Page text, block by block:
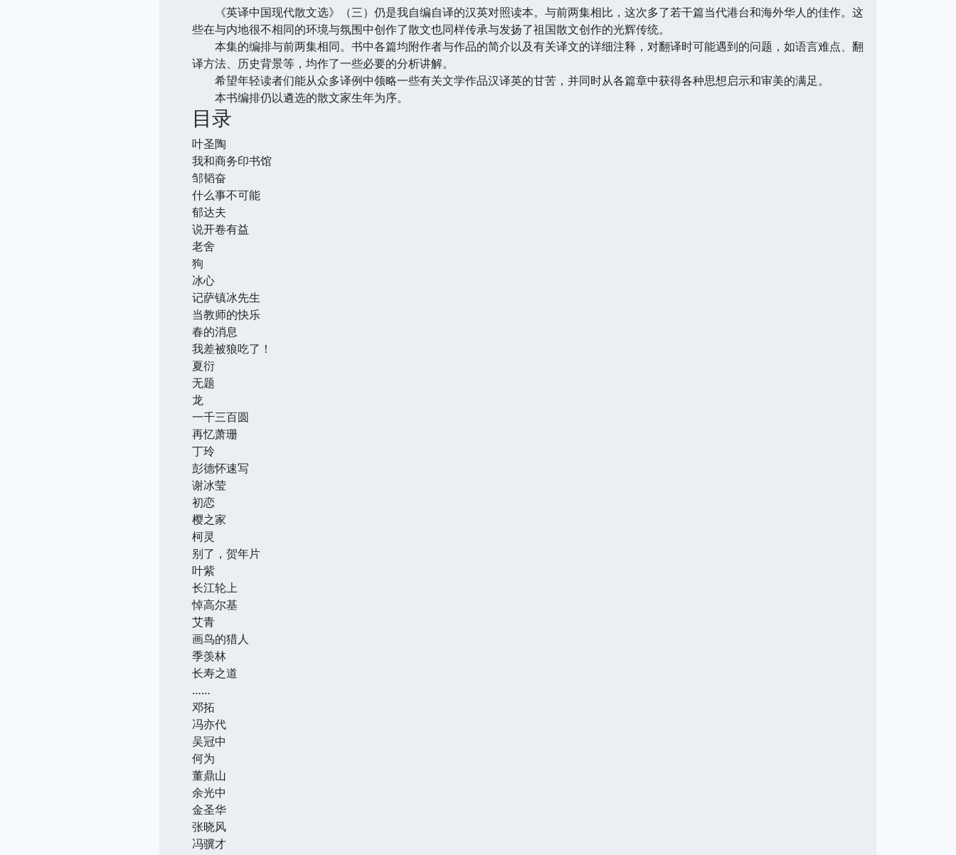
《英译中国现代散文选》（三）仍是我自编自译的汉英对照读本。与前两集相比，这次多了若干篇当代港台和海外华人的佳作。这
些在与内地很不相同的环境与氛围中创作了散文也同样传承与发扬了祖国散文创作的光辉传统。
本集的编排与前两集相同。书中各篇均附作者与作品的简介以及有关译文的详细注释，对翻译时可能遇到的问题，如语言难点、翻
译方法、历史背景等，均作了一些必要的分析讲解。
希望年轻读者们能从众多译例中领略一些有关文学作品汉译英的甘苦，并同时从各篇章中获得各种思想启示和审美的满足。
本书编排仍以遴选的散文家生年为序。
目录
叶圣陶
我和商务印书馆
邹韬奋
什么事不可能
郁达夫
说开卷有益
老舍
狗
冰心
记萨镇冰先生
当教师的快乐
春的消息
我差被狼吃了！
夏衍
无题
龙
一千三百圆
再忆萧珊
丁玲
彭德怀速写
谢冰莹
初恋
樱之家
柯灵
别了，贺年片
叶紫
长江轮上
悼高尔基
艾青
画鸟的猎人
季羡林
长寿之道
……
邓拓
冯亦代
吴冠中
何为
董鼎山
余光中
金圣华
张晓风
冯骥才